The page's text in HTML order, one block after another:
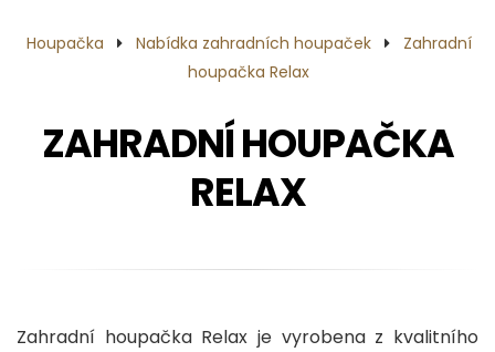
Houpačka Nabídka zahradních houpaček
Zahradní
houpačka Relax
ZAHRADNÍ HOUPAČKA
RELAX
Zahradní houpačka Relax je vyrobena z kvalitního